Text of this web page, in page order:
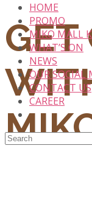
HOME
PROMO
MIKO MALL
WHAT’S ON
NEWS
OUR SOCIAL
CONTACT US
CAREER
GET